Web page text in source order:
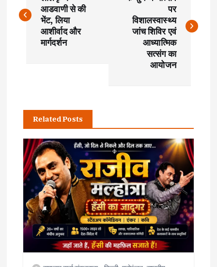
s
g
a
t
आडवाणी से की
भेंट, लिया
आशीर्वाद और
मार्गदर्शन
पर
विशालस्वास्थ्य
जांच शिविर एवं
आध्यात्मिक
सत्संग का
आयोजन
Related Posts